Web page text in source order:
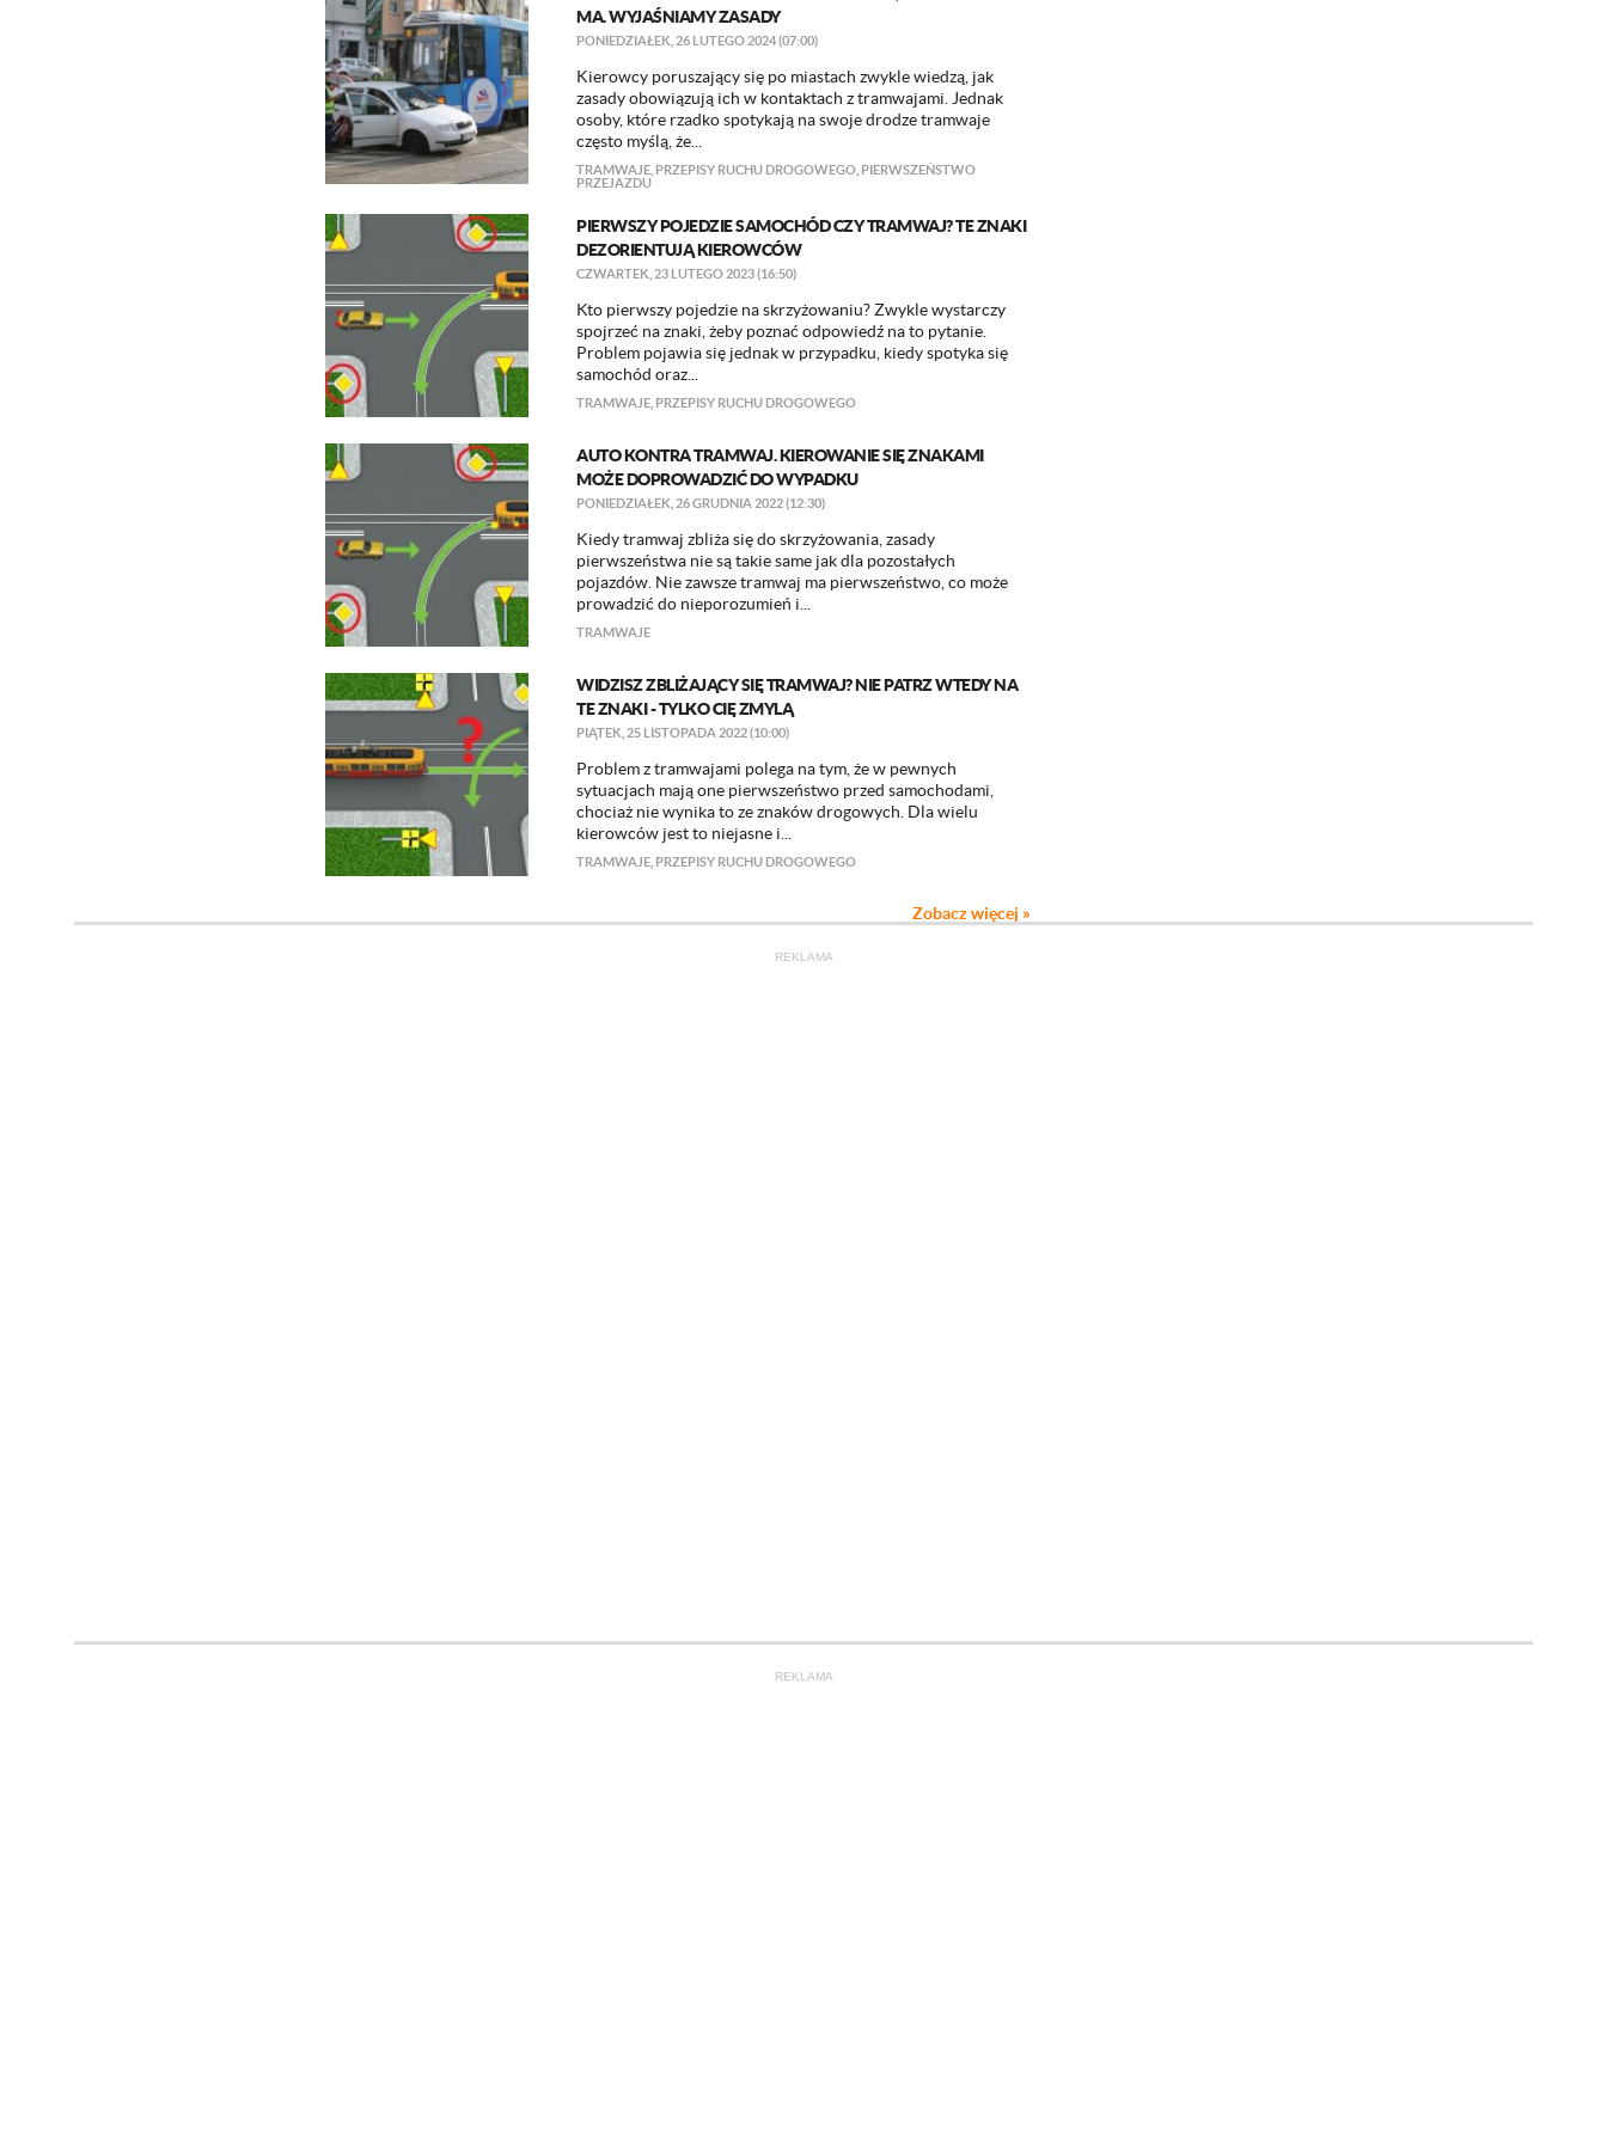
MA. WYJAŚNIAMY ZASADY
PONIEDZIAŁEK, 26 LUTEGO 2024 (07:00)
Kierowcy poruszający się po miastach zwykle wiedzą, jak
zasady obowiązują ich w kontaktach z tramwajami. Jednak
osoby, które rzadko spotykają na swoje drodze tramwaje
często myślą, że...
TRAMWAJE PRZEPISY RUCHU DROGOWEGO PIERWSZEŃSTWO
PRZEJAZDU
PIERWSZY POJEDZIE SAMOCHÓD CZY TRAMWAJ? TE ZNAKI
DEZORIENTUJĄ KIEROWCÓW
CZWARTEK, 23 LUTEGO 2023 (16:50)
Kto pierwszy pojedzie na skrzyżowaniu? Zwykle wystarczy
spojrzeć na znaki, żeby poznać odpowiedź na to pytanie.
Problem pojawia się jednak w przypadku, kiedy spotyka się
samochód oraz...
TRAMWAJE PRZEPISY RUCHU DROGOWEGO
AUTO KONTRA TRAMWAJ. KIEROWANIE SIĘ ZNAKAMI
MOŻE DOPROWADZIĆ DO WYPADKU
PONIEDZIAŁEK, 26 GRUDNIA 2022 (12:30)
Kiedy tramwaj zbliża się do skrzyżowania, zasady
pierwszeństwa nie są takie same jak dla pozostałych
pojazdów. Nie zawsze tramwaj ma pierwszeństwo, co może
prowadzić do nieporozumień i...
TRAMWAJE
WIDZISZ ZBLIŻAJĄCY SIĘ TRAMWAJ? NIE PATRZ WTEDY NA
TE ZNAKI - TYLKO CIĘ ZMYLĄ
PIĄTEK, 25 LISTOPADA 2022 (10:00)
Problem z tramwajami polega na tym, że w pewnych
sytuacjach mają one pierwszeństwo przed samochodami,
chociaż nie wynika to ze znaków drogowych. Dla wielu
kierowców jest to niejasne i...
TRAMWAJE PRZEPISY RUCHU DROGOWEGO
Zobacz więcej »
REKLAMA
REKLAMA